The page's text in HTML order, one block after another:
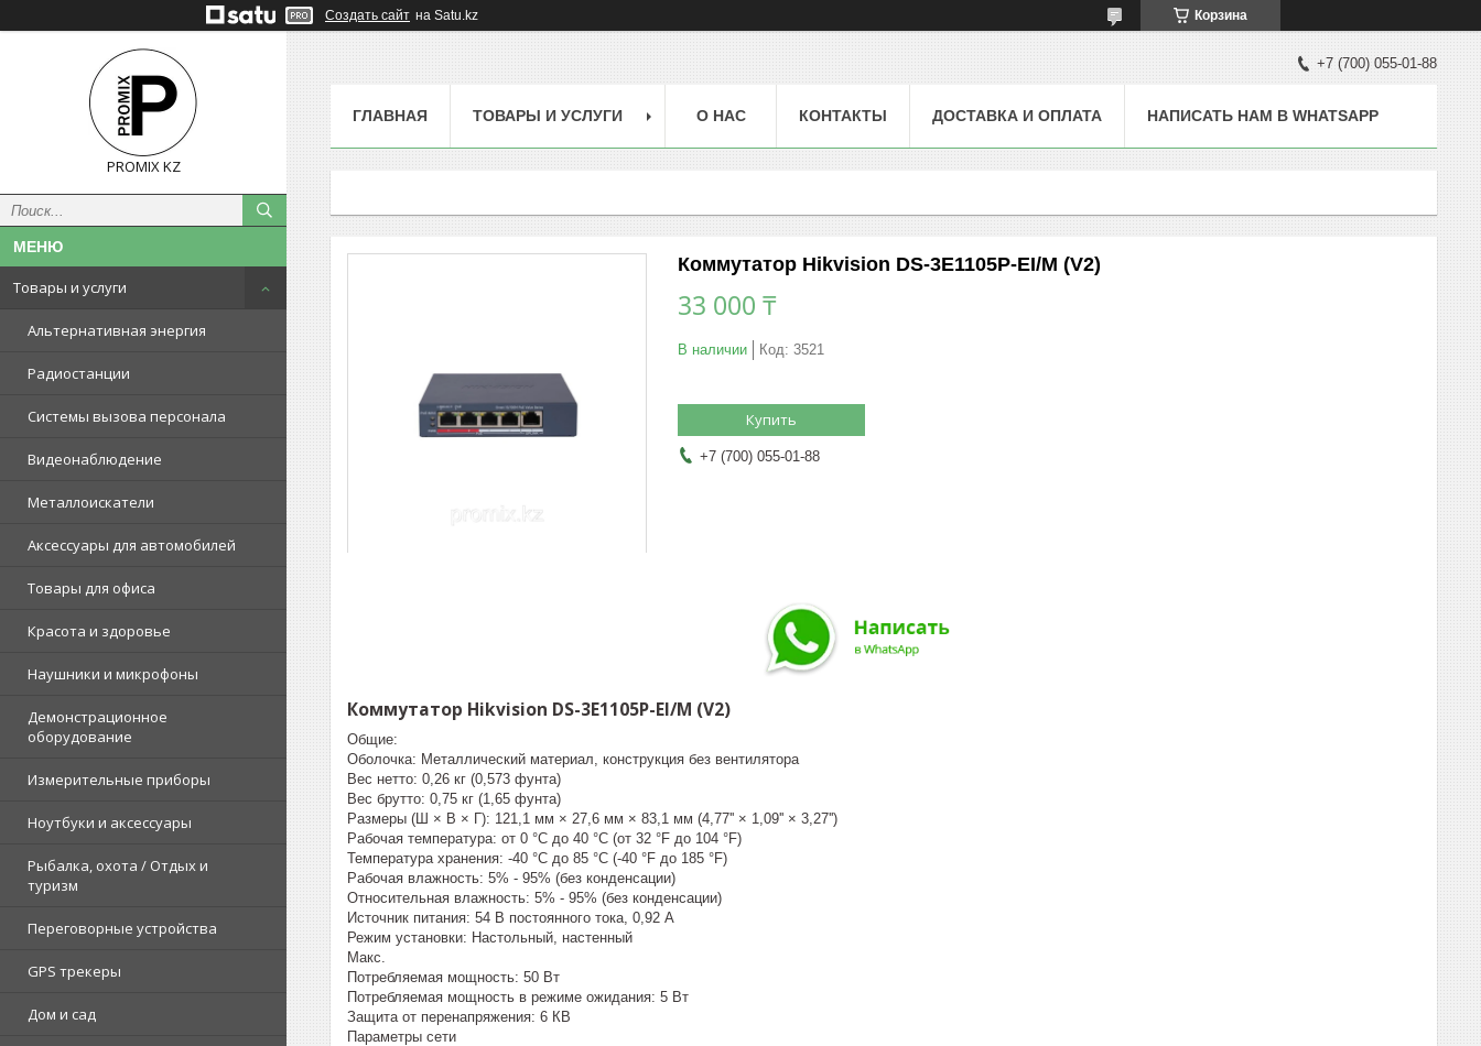
Создать сайт на Satu.kz Корзина
PROMIX KZ
Товары и услуги
Альтернативная энергия
Радиостанции
Системы вызова персонала
Видеонаблюдение
Металлоискатели
Аксессуары для автомобилей
Товары для офиса
Красота и здоровье
Наушники и микрофоны
Демонстрационное
оборудование
Измерительные приборы
Ноутбуки и аксессуары
Рыбалка, охота / Отдых и
туризм
Переговорные устройства
GPS трекеры
Дом и сад
+7 (700) 055-01-88
ГЛАВНАЯ ТОВАРЫ И УСЛУГИ О НАС КОНТАКТЫ ДОСТАВКА И ОПЛАТА НАПИСАТЬ НАМ В WHATSAPP
Коммутатор Hikvision DS-3E1105P-EI/M (V2)
33 000 ₸
В наличии Код: 3521
Купить
+7 (700) 055-01-88
Коммутатор Hikvision DS-3E1105P-EI/M (V2)
Общие:
Оболочка: Металлический материал, конструкция без вентилятора
Вес нетто: 0,26 кг (0,573 фунта)
Вес брутто: 0,75 кг (1,65 фунта)
Размеры (Ш × В × Г): 121,1 мм × 27,6 мм × 83,1 мм (4,77'' × 1,09'' × 3,27'')
Рабочая температура: от 0 °C до 40 °C (от 32 °F до 104 °F)
Температура хранения: -40 °C до 85 °C (-40 °F до 185 °F)
Рабочая влажность: 5% - 95% (без конденсации)
Относительная влажность: 5% - 95% (без конденсации)
Источник питания: 54 В постоянного тока, 0,92 А
Режим установки: Настольный, настенный
Макс.
Потребляемая мощность: 50 Вт
Потребляемая мощность в режиме ожидания: 5 Вт
Защита от перенапряжения: 6 КВ
Параметры сети